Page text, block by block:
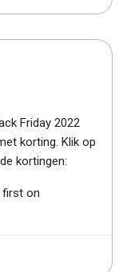
Friday 2022
korting. Klik op
kortingen:
first on